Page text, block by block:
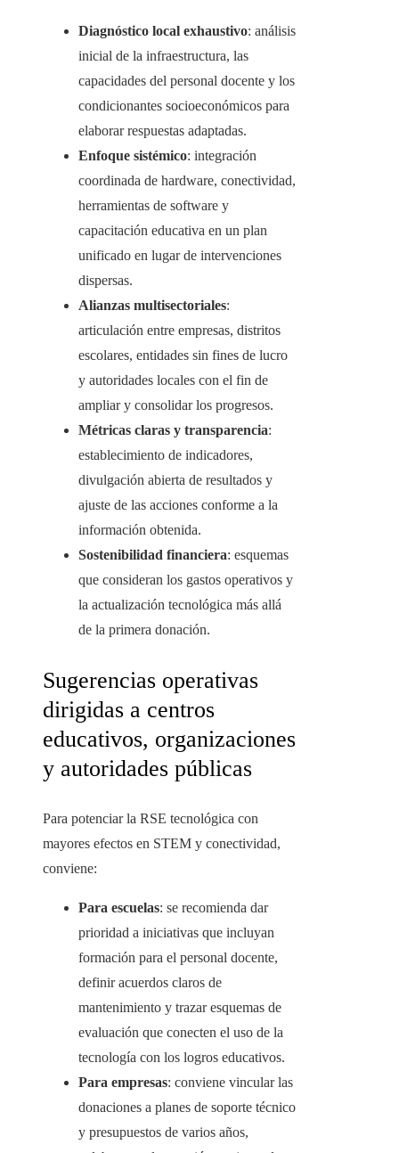
Diagnóstico local exhaustivo: análisis
inicial de la infraestructura, las
capacidades del personal docente y los
condicionantes socioeconómicos para
elaborar respuestas adaptadas.
Enfoque sistémico: integración
coordinada de hardware, conectividad,
herramientas de software y
capacitación educativa en un plan
unificado en lugar de intervenciones
dispersas.
Alianzas multisectoriales:
articulación entre empresas, distritos
escolares, entidades sin fines de lucro
y autoridades locales con el fin de
ampliar y consolidar los progresos.
Métricas claras y transparencia:
establecimiento de indicadores,
divulgación abierta de resultados y
ajuste de las acciones conforme a la
información obtenida.
Sostenibilidad financiera: esquemas
que consideran los gastos operativos y
la actualización tecnológica más allá
de la primera donación.
Sugerencias operativas
dirigidas a centros
educativos, organizaciones
y autoridades públicas
Para potenciar la RSE tecnológica con
mayores efectos en STEM y conectividad,
conviene:
Para escuelas: se recomienda dar
prioridad a iniciativas que incluyan
formación para el personal docente,
definir acuerdos claros de
mantenimiento y trazar esquemas de
evaluación que conecten el uso de la
tecnología con los logros educativos.
Para empresas: conviene vincular las
donaciones a planes de soporte técnico
y presupuestos de varios años,